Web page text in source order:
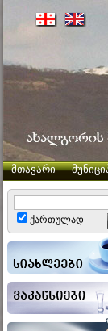
მთავარი
ქართულად